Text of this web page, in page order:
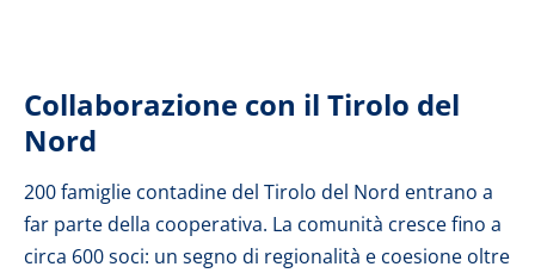
Collaborazione con il Tirolo del
Nord
200 famiglie contadine del Tirolo del Nord entrano a
far parte della cooperativa. La comunità cresce fino a
circa 600 soci: un segno di regionalità e coesione oltre